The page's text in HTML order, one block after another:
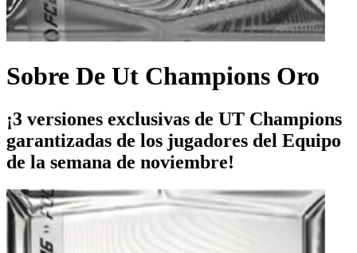
Sobre De Ut Champions Oro
¡3 versiones exclusivas de UT Champions
garantizadas de los jugadores del Equipo
de la semana de noviembre!